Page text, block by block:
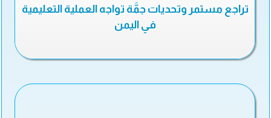
تراجع مستمر وتحديات جمَّة تواجه العملية التعليمية
في اليمن